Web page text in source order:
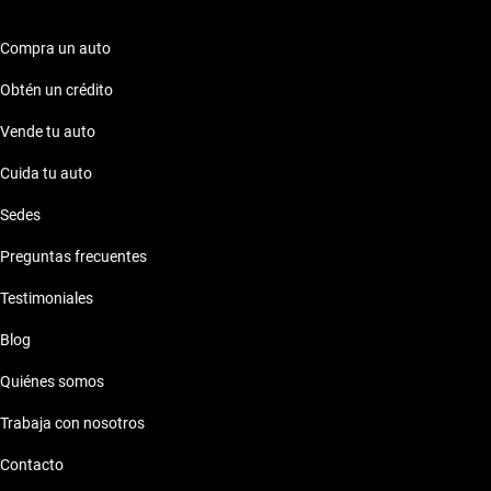
Compra un auto
Obtén un crédito
Vende tu auto
Cuida tu auto
Sedes
Preguntas frecuentes
Testimoniales
Blog
Quiénes somos
Trabaja con nosotros
Contacto